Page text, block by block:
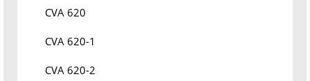
CVA 620
CVA 620-1
CVA 620-2